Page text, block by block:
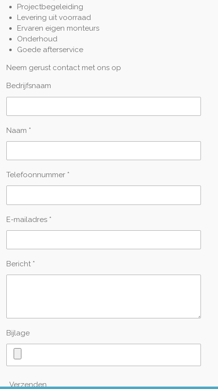
Projectbegeleiding
Levering uit voorraad
Ervaren eigen monteurs
Onderhoud
Goede afterservice
Neem gerust contact met ons op
Bedrijfsnaam
Naam *
Telefoonnummer *
E-mailadres *
Bericht *
Bijlage
Verzenden